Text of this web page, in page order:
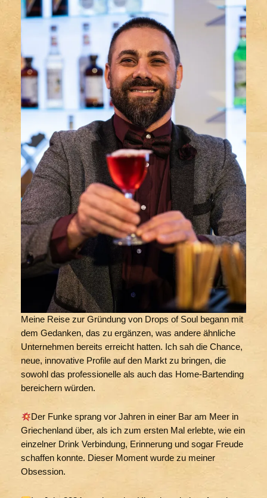
Meine Reise zur Gründung von Drops of Soul begann mit
dem Gedanken, das zu ergänzen, was andere ähnliche
Unternehmen bereits erreicht hatten. Ich sah die Chance,
neue, innovative Profile auf den Markt zu bringen, die
sowohl das professionelle als auch das Home-Bartending
bereichern würden.
Der Funke sprang vor Jahren in einer Bar am Meer in
Griechenland über, als ich zum ersten Mal erlebte, wie ein
einzelner Drink Verbindung, Erinnerung und sogar Freude
schaffen konnte. Dieser Moment wurde zu meiner
Obsession.